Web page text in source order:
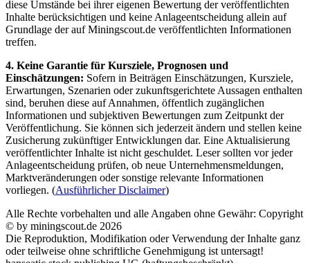
diese Umstände bei ihrer eigenen Bewertung der veröffentlichten
Inhalte berücksichtigen und keine Anlageentscheidung allein auf
Grundlage der auf Miningscout.de veröffentlichten Informationen
treffen.
4. Keine Garantie für Kursziele, Prognosen und
Einschätzungen: Sofern in Beiträgen Einschätzungen, Kursziele,
Erwartungen, Szenarien oder zukunftsgerichtete Aussagen enthalten
sind, beruhen diese auf Annahmen, öffentlich zugänglichen
Informationen und subjektiven Bewertungen zum Zeitpunkt der
Veröffentlichung. Sie können sich jederzeit ändern und stellen keine
Zusicherung zukünftiger Entwicklungen dar. Eine Aktualisierung
veröffentlichter Inhalte ist nicht geschuldet. Leser sollten vor jeder
Anlageentscheidung prüfen, ob neue Unternehmensmeldungen,
Marktveränderungen oder sonstige relevante Informationen
vorliegen. (Ausführlicher Disclaimer)
Alle Rechte vorbehalten und alle Angaben ohne Gewähr: Copyright
© by miningscout.de 2026
Die Reproduktion, Modifikation oder Verwendung der Inhalte ganz
oder teilweise ohne schriftliche Genehmigung ist untersagt!